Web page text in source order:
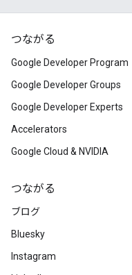
つながる
Google Developer Program
Google Developer Groups
Google Developer Experts
Accelerators
Google Cloud & NVIDIA
つながる
ブログ
Bluesky
Instagram